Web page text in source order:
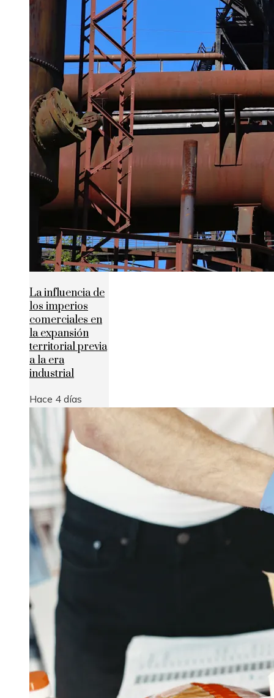
La influencia de
los imperios
comerciales en
la expansión
territorial previa
a la era
industrial
Hace 4 días